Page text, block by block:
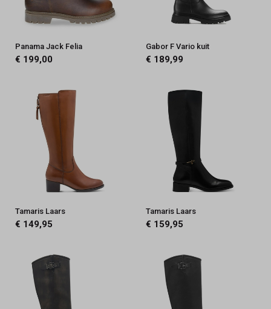
Panama Jack Felia
€ 199,00
Gabor F Vario kuit
€ 189,99
Tamaris Laars
€ 149,95
Tamaris Laars
€ 159,95